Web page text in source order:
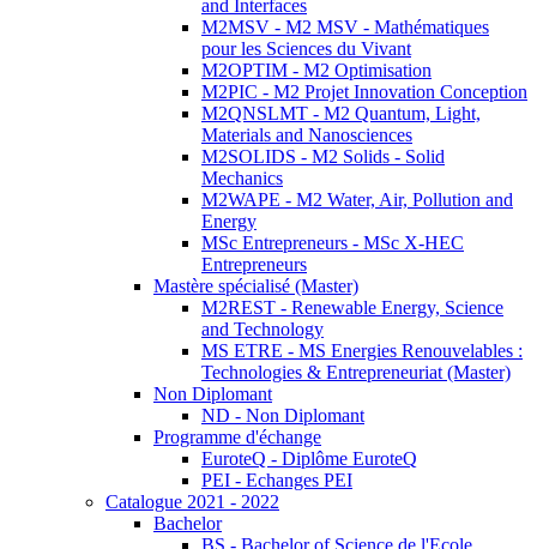
and Interfaces
M2MSV - M2 MSV - Mathématiques
pour les Sciences du Vivant
M2OPTIM - M2 Optimisation
M2PIC - M2 Projet Innovation Conception
M2QNSLMT - M2 Quantum, Light,
Materials and Nanosciences
M2SOLIDS - M2 Solids - Solid
Mechanics
M2WAPE - M2 Water, Air, Pollution and
Energy
MSc Entrepreneurs - MSc X-HEC
Entrepreneurs
Mastère spécialisé (Master)
M2REST - Renewable Energy, Science
and Technology
MS ETRE - MS Energies Renouvelables :
Technologies & Entrepreneuriat (Master)
Non Diplomant
ND - Non Diplomant
Programme d'échange
EuroteQ - Diplôme EuroteQ
PEI - Echanges PEI
Catalogue 2021 - 2022
Bachelor
BS - Bachelor of Science de l'Ecole